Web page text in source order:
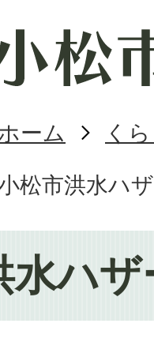
ーム
く
松市洪水ハ
水ハ